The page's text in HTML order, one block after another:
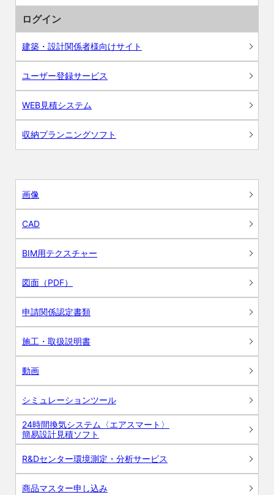
ログイン
建築・設計関係者様向けサイト
ユーザー登録サービス
WEB見積システム
収納プランニングソフト
画像
CAD
BIM用テクスチャー
図面（PDF）
申請関係認定書類
施工・取扱説明書
動画
シミュレーションツール
24時間換気システム〈エアスマート〉
簡易設計見積ソフト
R&Dセンター環境測定・分析サービス
商品マスター申し込み